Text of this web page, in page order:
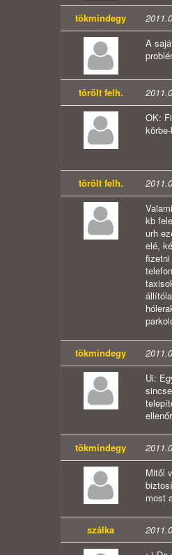
tökmindegy
A
törölt felh.
OK:
törölt felh.
kb
urh
elé,
tökmindegy
Ui:
tökmindegy
Mitől
most
szálka